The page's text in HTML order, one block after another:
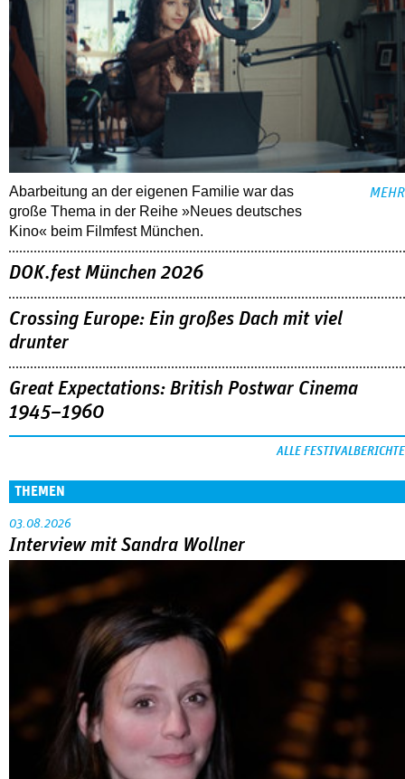
Abarbeitung an der eigenen Familie war das
große Thema in der Reihe »Neues deutsches
Kino« beim Filmfest München.
MEHR
DOK.fest München 2026
Crossing Europe: Ein großes Dach mit viel
drunter
Great Expectations: British Postwar Cinema
1945–1960
ALLE FESTIVALBERICHTE
THEMEN
03.08.2026
Interview mit Sandra Wollner